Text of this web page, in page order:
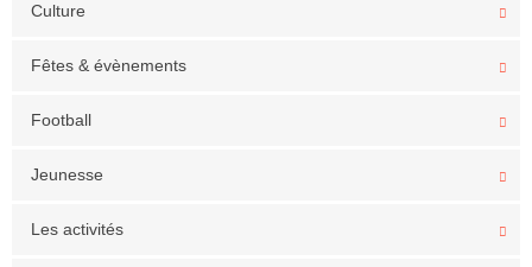
Culture
Fêtes & évènements
Football
Jeunesse
Les activités